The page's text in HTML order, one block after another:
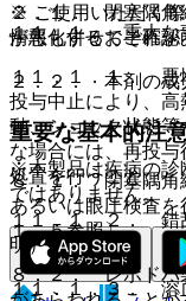
２．１． 閉塞隅角
が悪化するおそれが
２．２． 本剤の成
重要な基本的注
８．１． 閉塞隅角
あるいは眼圧検査を
１．５参照〕。
８．２． レボドパ
１１．１． 重大な
１１．１．１． 悪
投与中止により、
動、ショック状態等
な場合には、再投
処置を行うこと。
１１．１．２． 錯
明）。
１１．１．３． 溶
※ ご使用いただく
情報も併せてご確認
※本製品は疾病の診
ではありません。